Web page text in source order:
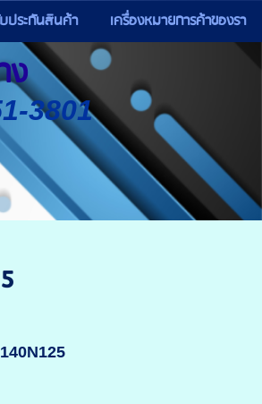
ประกันสินค้า เครื่องหมายการค้าของรา
ง
3801